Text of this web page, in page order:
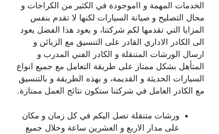
الخدمات المهمة و ااموجودة في الكثير من الكراجات و
محال التصليح و صيانة السيارات لكنها لا تقدم بنفس
المزايا التي تقدمها لكم شركتنا، و يعود هذا الفضل يعود
الى الكادر الاداري القادر على التنسيق مع الزبائن و
ارسال الورشات المتنقلة و الكادر الفني المدرب و
المتأهل بشكل ممتاز على طريقة التعامل مع جميع انواع
السيارات الحديثة و القديمة، و بهذه الطريقة و بالتنسيق
مع الكادر العامل في شركتنا ستكون نتائج العمل ممتازة.
ورشات متنقلة تصل اليكم في كل زمان و مكان
على مدار الاربع و العشرين ساعة وخلال جميع